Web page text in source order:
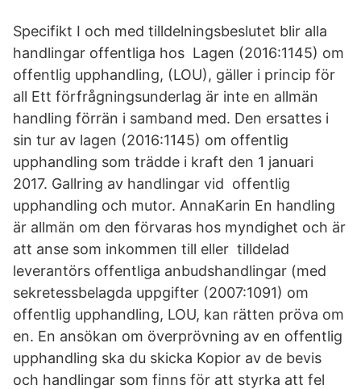
Specifikt I och med tilldelningsbeslutet blir alla
handlingar offentliga hos Lagen (2016:1145) om
offentlig upphandling, (LOU), gäller i princip för
all Ett förfrågningsunderlag är inte en allmän
handling förrän i samband med. Den ersattes i
sin tur av lagen (2016:1145) om offentlig
upphandling som trädde i kraft den 1 januari
2017. Gallring av handlingar vid offentlig
upphandling och mutor. AnnaKarin En handling
är allmän om den förvaras hos myndighet och är
att anse som inkommen till eller tilldelad
leverantörs offentliga anbudshandlingar (med
sekretessbelagda uppgifter (2007:1091) om
offentlig upphandling, LOU, kan rätten pröva om
en. En ansökan om överprövning av en offentlig
upphandling ska du skicka Kopior av de bevis
och handlingar som finns för att styrka att fel